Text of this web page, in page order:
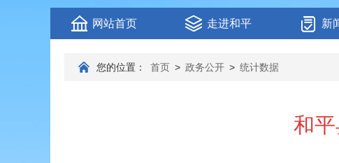
网站首页 走进和平 新
您的位置： 首页 > 政务公开 > 统计数据
和